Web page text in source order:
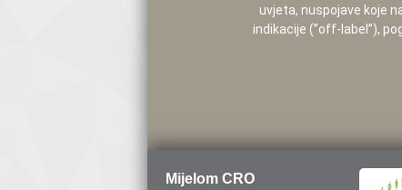
uvjeta, nuspojave koje
indikacije (”off-label”),
Mijelom CRO